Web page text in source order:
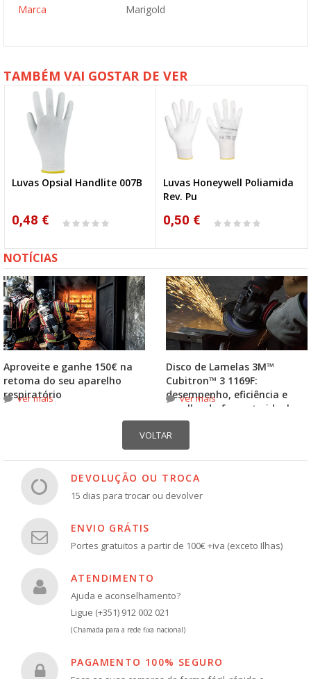
Marca
Marigold
TAMBÉM VAI GOSTAR DE VER
Luvas Opsial Handlite 007B
0,48 €
Luvas Honeywell Poliamida
Rev. Pu
0,50 €
NOTÍCIAS
Aproveite e ganhe 150€ na
retoma do seu aparelho
respiratório
ver mais
Disco de Lamelas 3M™
Cubitron™ 3 1169F:
desempenho, eficiência e
escolha do formato ideal
ver mais
DEVOLUÇÃO OU TROCA
15 dias para trocar ou devolver
ENVIO GRÁTIS
Portes gratuitos a partir de 100€ +iva (exceto Ilhas)
ATENDIMENTO
Ajuda e aconselhamento?
Ligue (+351) 912 002 021
(Chamada para a rede fixa nacional)
PAGAMENTO 100% SEGURO